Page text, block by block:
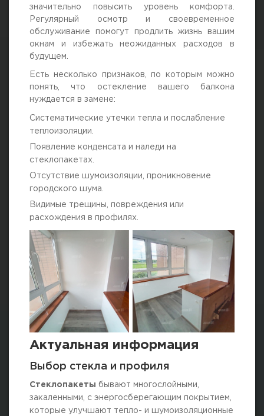
значительно повысить уровень комфорта.
Регулярный осмотр и своевременное
обслуживание помогут продлить жизнь вашим
окнам и избежать неожиданных расходов в
будущем.
Есть несколько признаков, по которым можно
понять, что остекление вашего балкона
нуждается в замене:
Систематические утечки тепла и послабление
теплоизоляции.
Появление конденсата и наледи на
стеклопакетах.
Отсутствие шумоизоляции, проникновение
городского шума.
Видимые трещины, повреждения или
расхождения в профилях.
Актуальная информация
Выбор стекла и профиля
Стеклопакеты
бывают многослойными,
закаленными, с энергосберегающим покрытием,
которые улучшают тепло- и шумоизоляционные